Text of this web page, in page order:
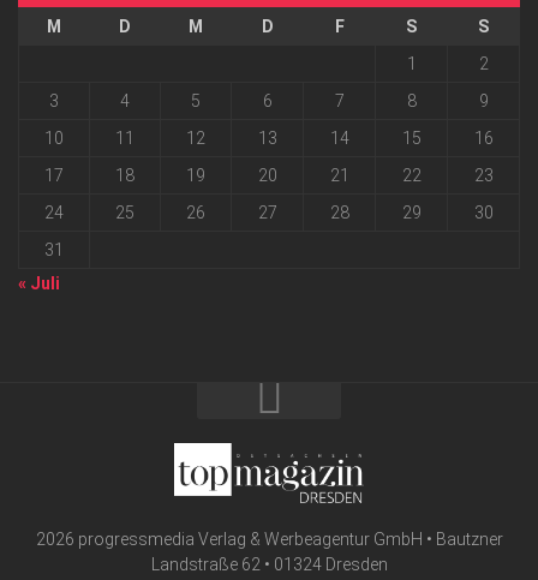
M D M D F S
S
1
2
3
4 5 6 7 8
9
10
11 12 13 14 15
16
17
18 19 20 21 22
23
24
25 26 27 28 29
30
31
« Juli
2026 progressmedia Verlag & Werbeagentur GmbH • Bautzner
Landstraße 62 • 01324 Dresden